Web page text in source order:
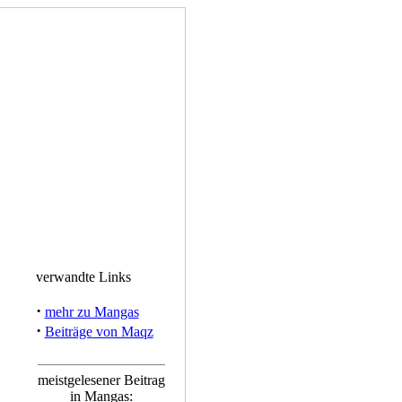
verwandte Links
· mehr zu Mangas
· Beiträge von Maqz
meistgelesener Beitrag
in Mangas: